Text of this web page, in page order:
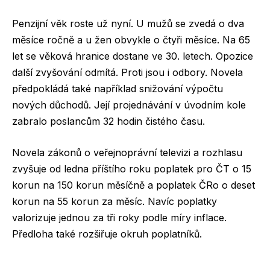
Penzijní věk roste už nyní. U mužů se zvedá o dva
měsíce ročně a u žen obvykle o čtyři měsíce. Na 65
let se věková hranice dostane ve 30. letech. Opozice
další zvyšování odmítá. Proti jsou i odbory. Novela
předpokládá také například snižování výpočtu
nových důchodů. Její projednávání v úvodním kole
zabralo poslancům 32 hodin čistého času.
Novela zákonů o veřejnoprávní televizi a rozhlasu
zvyšuje od ledna příštího roku poplatek pro ČT o 15
korun na 150 korun měsíčně a poplatek ČRo o deset
korun na 55 korun za měsíc. Navíc poplatky
valorizuje jednou za tři roky podle míry inflace.
Předloha také rozšiřuje okruh poplatníků.